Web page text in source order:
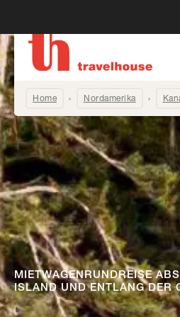
Home Nordamerika
MIETWAGENRUNDREISE
ISLAND UND ENTLANG DER